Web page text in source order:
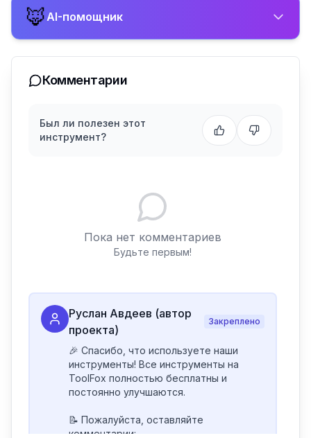
🦊AI-помощник
Комментарии
Был ли полезен этот
инструмент?
Пока нет комментариев
Будьте первым!
Руслан Авдеев (автор
проекта)
Закреплено
🎉 Спасибо, что используете наши
инструменты! Все инструменты на
ToolFox полностью бесплатны и
постоянно улучшаются.
📝 Пожалуйста, оставляйте
комментарии: